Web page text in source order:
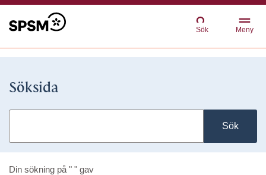
Sök Meny
Söksida
Sök
Din sökning på " " gav